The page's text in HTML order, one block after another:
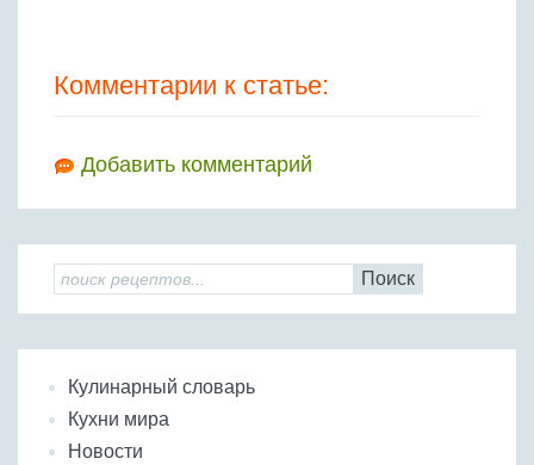
Комментарии к статье:
Добавить комментарий
Поиск
Кулинарный словарь
Кухни мира
Новости